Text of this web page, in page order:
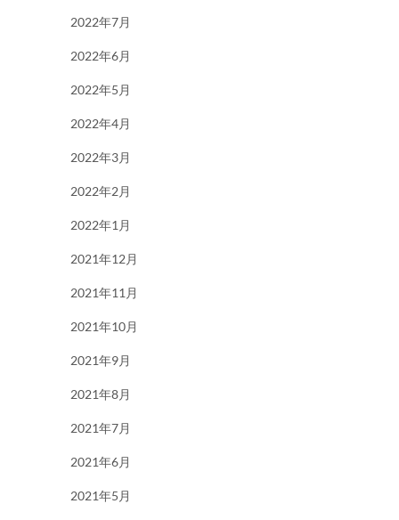
2022年7月
2022年6月
2022年5月
2022年4月
2022年3月
2022年2月
2022年1月
2021年12月
2021年11月
2021年10月
2021年9月
2021年8月
2021年7月
2021年6月
2021年5月